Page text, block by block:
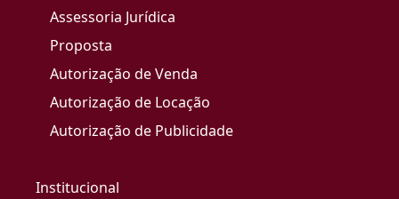
Assessoria Jurídica
Proposta
Autorização de Venda
Autorização de Locação
Autorização de Publicidade
Institucional